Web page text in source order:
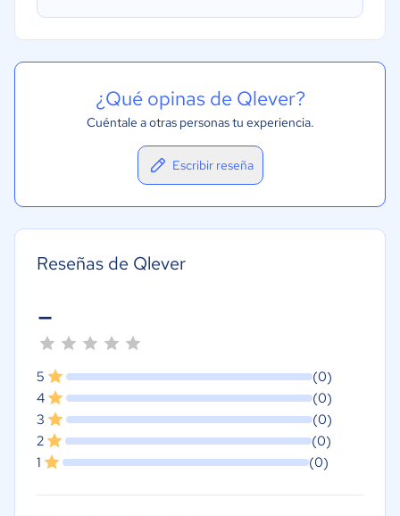
¿Qué opinas de Qlever?
Cuéntale a otras personas tu experiencia.
Escribir reseña
Reseñas de Qlever
-
5
(0)
4
(0)
3
(0)
2
(0)
1
(0)